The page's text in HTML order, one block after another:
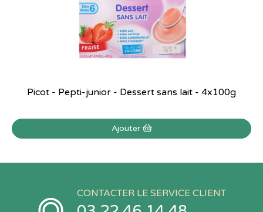
Picot - Pepti-junior - Dessert sans lait - 4x100g
Ajouter
CONTACTER LE SERVICE CLIENT